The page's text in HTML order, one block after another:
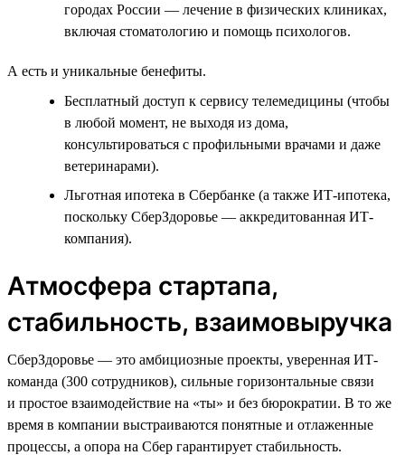
городах России — лечение в физических клиниках,
включая стоматологию и помощь психологов.
А есть и уникальные бенефиты.
Бесплатный доступ к сервису телемедицины (чтобы
в любой момент, не выходя из дома,
консультироваться с профильными врачами и даже
ветеринарами).
Льготная ипотека в Сбербанке (а также ИТ-ипотека,
поскольку СберЗдоровье — аккредитованная ИТ-
компания).
Атмосфера стартапа,
стабильность, взаимовыручка
СберЗдоровье — это амбициозные проекты, уверенная ИТ-
команда (300 сотрудников), сильные горизонтальные связи
и простое взаимодействие на «ты» и без бюрократии. В то же
время в компании выстраиваются понятные и отлаженные
процессы, а опора на Сбер гарантирует стабильность.